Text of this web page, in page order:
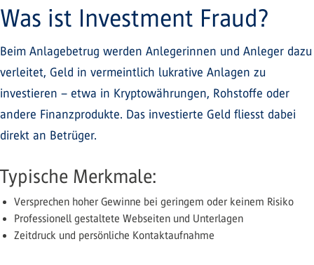
Was ist Investment Fraud?
Beim Anlagebetrug werden Anlegerinnen und Anleger dazu
verleitet, Geld in vermeintlich lukrative Anlagen zu
investieren – etwa in Kryptowährungen, Rohstoffe oder
andere Finanzprodukte. Das investierte Geld fliesst dabei
direkt an Betrüger.
Typische Merkmale:
Versprechen hoher Gewinne bei geringem oder keinem Risiko
Professionell gestaltete Webseiten und Unterlagen
Zeitdruck und persönliche Kontaktaufnahme